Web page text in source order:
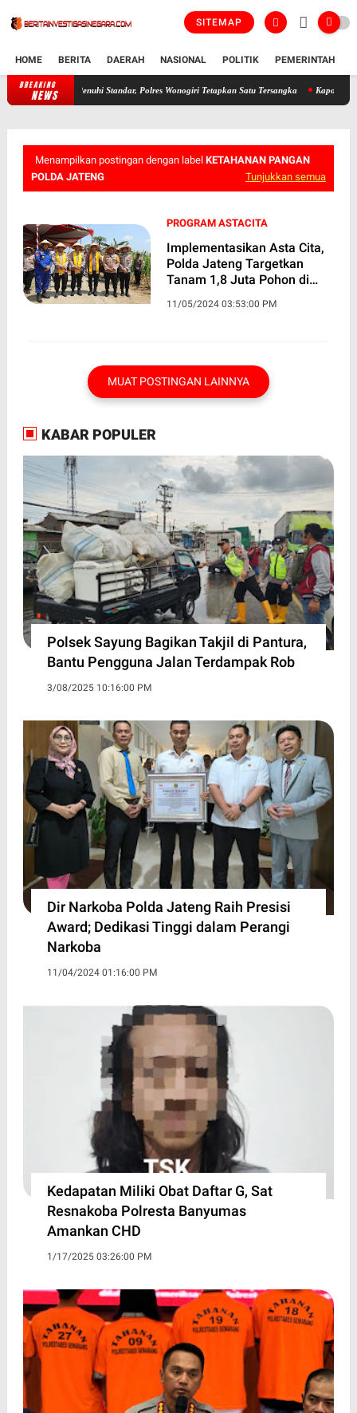
SITEMAP
HOME BERITA DAERAH NASIONAL POLITIK PEMERINTAH
BREAKING
NEWS
Tak Penuhi Standar, Polres Wonogiri Tetapkan Satu Tersangka Kapolres Wonogiri
Menampilkan postingan dengan label KETAHANAN PANGAN
POLDA JATENG
Tunjukkan semua
PROGRAM ASTACITA
Implementasikan Asta Cita,
Polda Jateng Targetkan
Tanam 1,8 Juta Pohon di
11/05/2024 03:53:00 PM
MUAT POSTINGAN LAINNYA
KABAR POPULER
Polsek Sayung Bagikan Takjil di Pantura,
Bantu Pengguna Jalan Terdampak Rob
3/08/2025 10:16:00 PM
Dir Narkoba Polda Jateng Raih Presisi
Award; Dedikasi Tinggi dalam Perangi
Narkoba
11/04/2024 01:16:00 PM
Kedapatan Miliki Obat Daftar G, Sat
Resnakoba Polresta Banyumas
Amankan CHD
1/17/2025 03:26:00 PM